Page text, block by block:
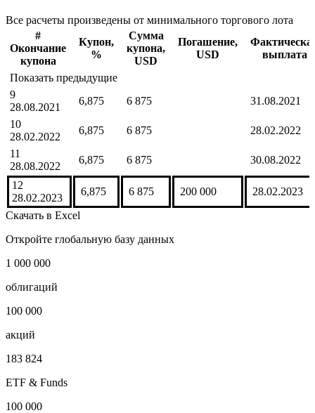
Все расчеты произведены от минимального торгового лота
#
Окончание
купона
Купон,
%
Сумма
купона,
USD
Погашение,
USD
выплата
Показать предыдущие
9
28.08.2021
6,875 6 875
31.08.2021
10
28.02.2022
6,875 6 875
28.02.2022
11
28.08.2022
6,875 6 875 30.08.2022
12
28.02.2023
6,875 6 875 200 000
28.02.2023
Скачать в Excel
Откройте глобальную базу данных
1 000 000
облигаций
100 000
акций
183 824
ETF & Funds
100 000